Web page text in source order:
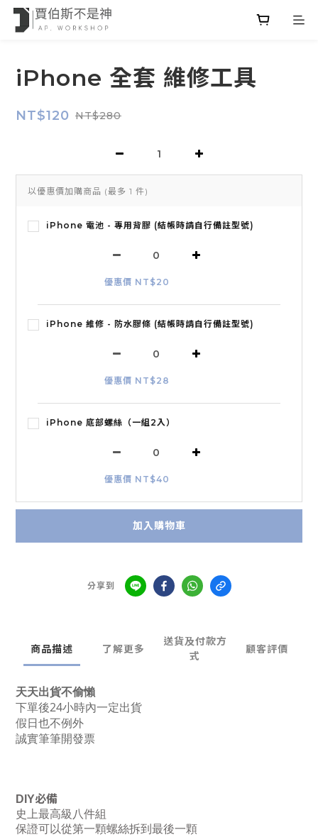
iPhone 全套 維修工具
NT$120 NT$280
以優惠價加購商品 (最多 1 件)
iPhone 電池 - 專用背膠 (結帳時請自行備註型號)
優惠價 NT$20
iPhone 維修 - 防水膠條 (結帳時請自行備註型號)
優惠價 NT$28
iPhone 底部螺絲（一組2入）
優惠價 NT$40
加入購物車
分享到
商品描述 了解更多
送貨及付款方
式
顧客評價
天天出貨不偷懶
下單後24小時內一定出貨
假日也不例外
誠實筆筆開發票
DIY必備
史上最高級八件組
保證可以從第一顆螺絲拆到最後一顆